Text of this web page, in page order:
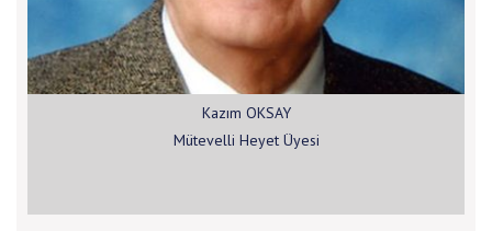
Kazım OKSAY
Mütevelli Heyet Üyesi